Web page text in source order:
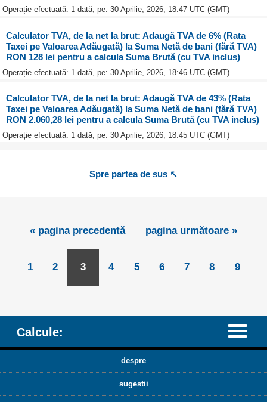
Operație efectuată: 1 dată, pe: 30 Aprilie, 2026, 18:47 UTC (GMT)
Calculator TVA, de la net la brut: Adaugă TVA de 6% (Rata
Taxei pe Valoarea Adăugată) la Suma Netă de bani (fără TVA)
RON 128 lei pentru a calcula Suma Brută (cu TVA inclus)
Operație efectuată: 1 dată, pe: 30 Aprilie, 2026, 18:46 UTC (GMT)
Calculator TVA, de la net la brut: Adaugă TVA de 43% (Rata
Taxei pe Valoarea Adăugată) la Suma Netă de bani (fără TVA)
RON 2.060,28 lei pentru a calcula Suma Brută (cu TVA inclus)
Operație efectuată: 1 dată, pe: 30 Aprilie, 2026, 18:45 UTC (GMT)
Spre partea de sus ↖
« pagina precedentă pagina următoare »
1 2 3 4 5 6 7 8 9
Calcule:
despre
sugestii